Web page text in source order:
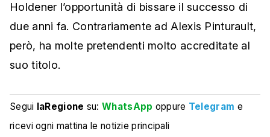
Holdener l’opportunità di bissare il successo di
due anni fa. Contrariamente ad Alexis Pinturault,
però, ha molte pretendenti molto accreditate al
suo titolo.
Segui laRegione su:WhatsApp oppure Telegram e
ricevi ogni mattina le notizie principali